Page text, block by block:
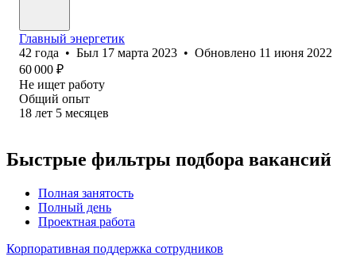
Главный энергетик
42 года • Был 17 марта 2023 • Обновлено 11 июня 2022
60 000 ₽
Не ищет работу
Общий опыт
18 лет 5 месяцев
Быстрые фильтры подбора вакансий
Полная занятость
Полный день
Проектная работа
Корпоративная поддержка сотрудников